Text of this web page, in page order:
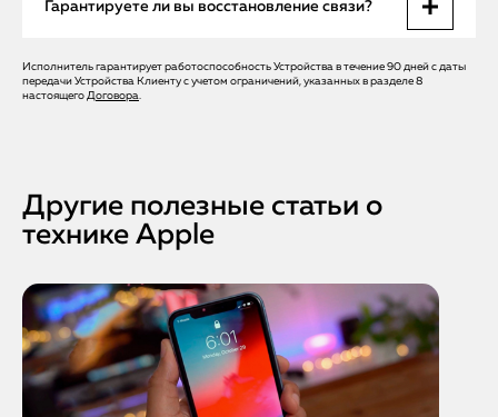
Аппаратный ремонт требует до 3 часов с учетом пайки и
Гарантируете ли вы восстановление связи?
Да. Мы даем гарантию от 3 до 12 месяцев и подтверждаем
качество работы тестами связи и отзывами клиентов.
Исполнитель гарантирует работоспособность Устройства в течение 90 дней с даты
передачи Устройства Клиенту с учетом ограничений, указанных в разделе 8
настоящего Договора.
Другие полезные статьи о
технике Apple